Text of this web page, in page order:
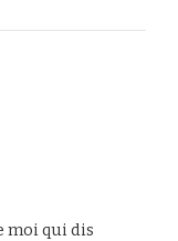
moi qui dis